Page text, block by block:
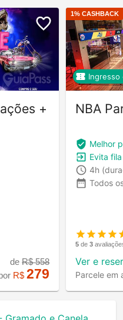
+
deR$558
R$279
1% CASHBACK
Ingresso
NBA
Melhor
Evita
4h
Todos
5 de 3
Ver e
Parcele em